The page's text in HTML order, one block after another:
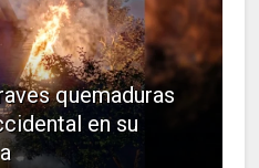
quemaduras
en su